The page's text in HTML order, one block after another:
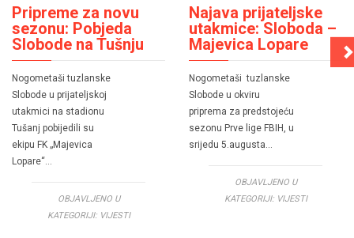
Pripreme za novu
sezonu: Pobjeda
Slobode na Tušnju
Nogometaši tuzlanske
Slobode u prijateljskoj
utakmici na stadionu
Tušanj pobijedili su
ekipu FK „Majevica
Lopare“…
OBJAVLJENO U
KATEGORIJI: VIJESTI
Najava prijateljske
utakmice: Sloboda –
Majevica Lopare
Nogometaši tuzlanske
Slobode u okviru
priprema za predstojeću
sezonu Prve lige FBIH, u
srijedu 5.augusta…
OBJAVLJENO U
KATEGORIJI: VIJESTI